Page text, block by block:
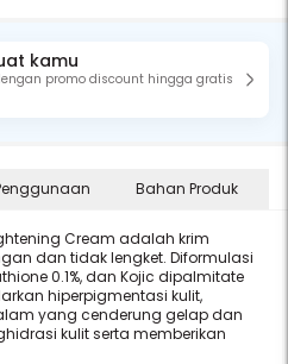
kamu
promo discount hingga gratis
Bahan Produk
Cream adalah krim
dan tidak lengket. Diformulasi
0.1%, dan Kojic dipalmitate
hiperpigmentasi kulit,
yang cenderung gelap dan
kulit serta memberikan